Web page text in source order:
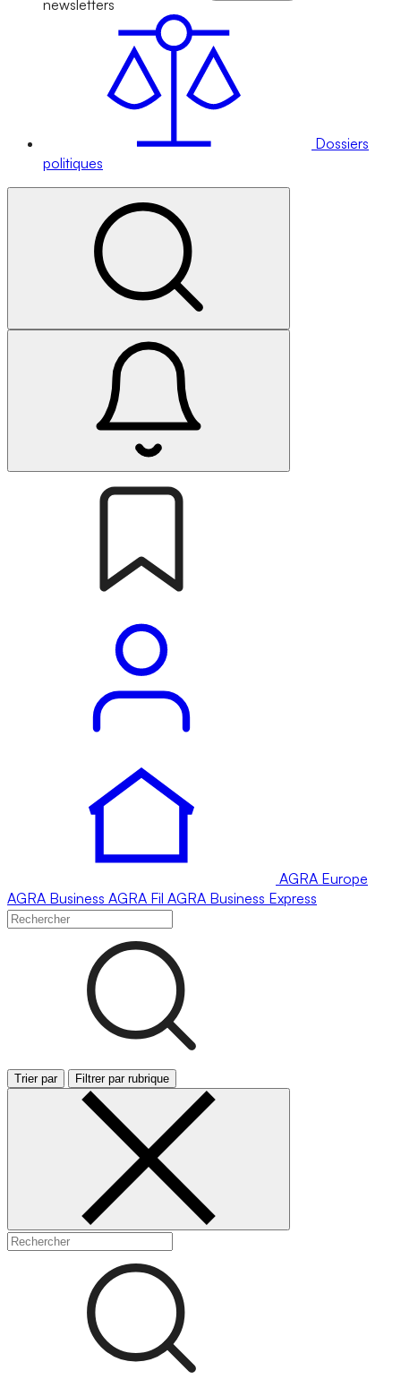
newsletters
Dossiers
politiques
AGRA Europe
AGRA Business AGRA Fil AGRA Business Express
Trier par Filtrer par rubrique